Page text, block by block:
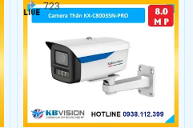
cống trộm chủ động. Với cảm biến
chuyển động. Chức năng thu âm và
loa trên camera giúp nghe và nói
trong phạm vi 3m.
723